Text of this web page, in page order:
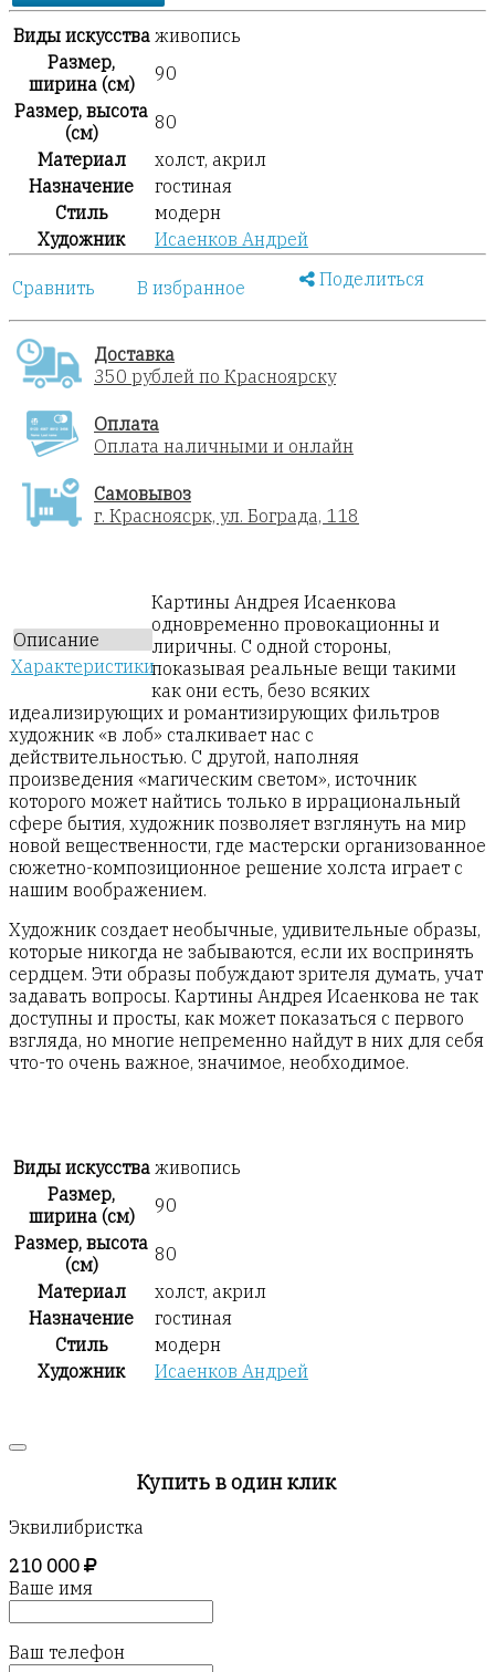
Виды искусства живопись
Размер,
ширина (см)
90
Размер, высота
(см)
80
Материал
холст, акрил
Назначение
гостиная
Стиль
модерн
Художник
Исаенков Андрей
Сравнить В избранное Поделиться
Доставка
350 рублей по Красноярску
Оплата
Оплата наличными и онлайн
Самовывоз
г. Красноясрк, ул. Бограда, 118
Описание
Характеристики
Картины Андрея Исаенкова
одновременно провокационны и
лиричны. С одной стороны,
показывая реальные вещи такими
как они есть, безо всяких
идеализирующих и романтизирующих фильтров
художник «в лоб» сталкивает нас с
действительностью. С другой, наполняя
произведения «магическим светом», источник
которого может найтись только в иррациональный
сфере бытия, художник позволяет взглянуть на мир
новой вещественности, где мастерски организованное
сюжетно-композиционное решение холста играет с
нашим воображением.
Художник создает необычные, удивительные образы,
которые никогда не забываются, если их воспринять
сердцем. Эти образы побуждают зрителя думать, учат
задавать вопросы. Картины Андрея Исаенкова не так
доступны и просты, как может показаться с первого
взгляда, но многие непременно найдут в них для себя
что-то очень важное, значимое, необходимое.
Виды искусства живопись
Размер,
ширина (см)
90
Размер, высота
(см)
80
Материал
холст, акрил
Назначение
гостиная
Стиль
модерн
Художник
Исаенков Андрей
Купить в один клик
Эквилибристка
210 000
Ваше имя
Ваш телефон